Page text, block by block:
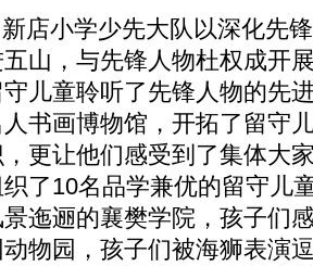
小学少先大队以深化先锋
山，与先锋人物杜权成开
儿童聆听了先锋人物的先
书画博物馆，开拓了留守
更让他们感受到了集体大
了10名品学兼优的留守儿
迤逦的襄樊学院，孩子们
物园，孩子们被海狮表演